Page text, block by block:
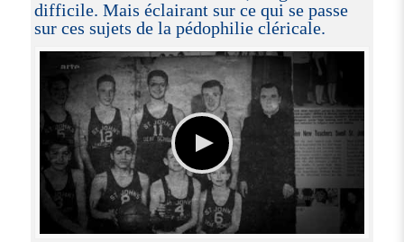
difficile. Mais éclairant sur ce qui se passe
sur ces sujets de la pédophilie cléricale.